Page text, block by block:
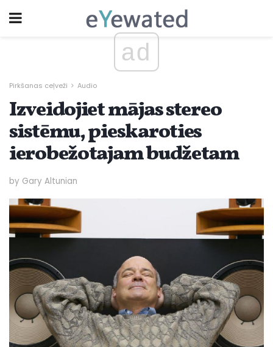
ad
Pirkšanas ceļveži Audio
Izveidojiet mājas stereo
sistēmu, pieskaroties
ierobežotajam budžetam
by Gary Altunian